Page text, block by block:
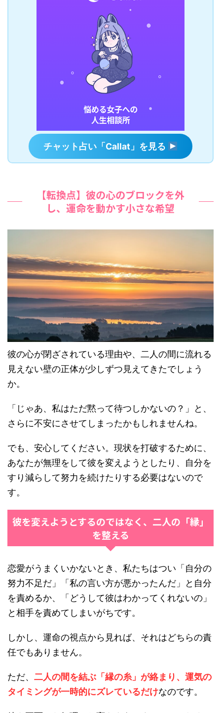
チャット占い「Callat」を見る
【転換点】彼の心のブロックを外
し、運命を動かす小さな希望
彼の心が閉ざされている理由や、二人の間に流れる
見えない壁の正体が少しずつ見えてきたでしょう
か。
「じゃあ、私はただ黙って待つしかないの？」と、
さらに不安にさせてしまったかもしれませんね。
でも、安心してください。現状を打破するために、
あなたが無理をして彼を変えようとしたり、自分を
すり減らして努力を続けたりする必要はないので
す。
彼を変えようとするのではなく、二人の「縁」
を整える
恋愛がうまくいかないとき、私たちはつい「自分の
努力不足だ」「私の言い方が悪かったんだ」と自分
を責めるか、「どうして彼はわかってくれないの」
と相手を責めてしまいがちです。
しかし、運命の視点から見れば、それはどちらの責
任でもありません。
ただ、 二人の間を結ぶ「縁の糸」が絡まり、運気の
タイミングが一時的にズレているだけなのです。